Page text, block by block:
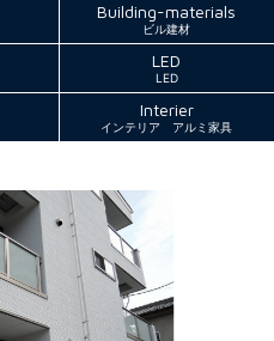
Building-materials
ビル建材
LED
LED
Interier
インテリア アルミ家具